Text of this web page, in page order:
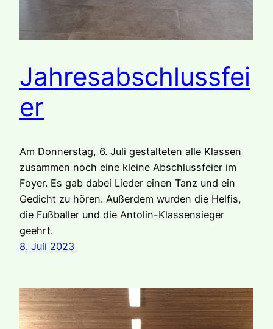
Jahresabschlussfei
er
Am Donnerstag, 6. Juli gestalteten alle Klassen
zusammen noch eine kleine Abschlussfeier im
Foyer. Es gab dabei Lieder einen Tanz und ein
Gedicht zu hören. Außerdem wurden die Helfis,
die Fußballer und die Antolin-Klassensieger
geehrt.
8. Juli 2023